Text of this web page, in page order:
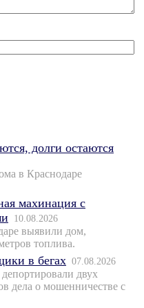
долги остаются
в Краснодаре
махинация с
10.08.2026
выявили дом,
топлива.
в бегах 07.08.2026
двух
дела о мошенничестве с